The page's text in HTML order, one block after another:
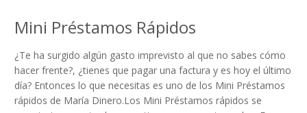
Mini Préstamos Rápidos
¿Te ha surgido algún gasto imprevisto al que no sabes cómo
hacer frente?, ¿tienes que pagar una factura y es hoy el último
día? Entonces lo que necesitas es uno de los Mini Préstamos
rápidos de María Dinero.Los Mini Préstamos rápidos se